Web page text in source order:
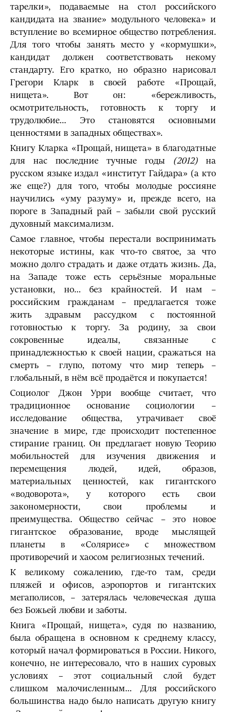
тарелки», подаваемые на стол российского
кандидата на звание» модульного человека» и
вступление во всемирное общество потребления.
Для того чтобы занять место у «кормушки»,
кандидат должен соответствовать некому
стандарту. Его кратко, но образно нарисовал
Грегори Кларк в своей работе «Прощай,
нищета». Вот он: «бережливость,
осмотрительность, готовность к торгу и
трудолюбие… Это становятся основными
ценностями в западных обществах».
Книгу Кларка «Прощай, нищета» в благодатные
для нас последние тучные годы (2012) на
русском языке издал «институт Гайдара» (а кто
же еще?) для того, чтобы молодые россияне
научились «уму разуму» и, прежде всего, на
пороге в Западный рай – забыли свой русский
духовный максимализм.
Самое главное, чтобы перестали воспринимать
некоторые истины, как что-то святое, за что
можно долго страдать и даже отдать жизнь. Да,
на Западе тоже есть серьёзные моральные
установки, но… без крайностей. И нам –
российским гражданам – предлагается тоже
жить здравым рассудком с постоянной
готовностью к торгу. За родину, за свои
сокровенные идеалы, связанные с
принадлежностью к своей нации, сражаться на
смерть – глупо, потому что мир теперь –
глобальный, в нём всё продаётся и покупается!
Социолог Джон Урри вообще считает, что
традиционное основание социологии –
исследование общества, утрачивает своё
значение в мире, где происходит постепенное
стирание границ. Он предлагает новую Теорию
мобильностей для изучения движения и
перемещения людей, идей, образов,
материальных ценностей, как гигантского
«водоворота», у которого есть свои
закономерности, свои проблемы и
преимущества. Общество сейчас – это новое
гигантское образование, вроде мыслящей
планеты в «Солярисе» с множеством
противоречий и хаосом религиозных течений.
К великому сожалению, где-то там, среди
пляжей и офисов, аэропортов и гигантских
мегаполисов, – затерялась человеческая душа
без Божьей любви и заботы.
Книга «Прощай, нищета», судя по названию,
была обращена в основном к среднему классу,
который начал формироваться в России. Никого,
конечно, не интересовало, что в наших суровых
условиях – этот социальный слой будет
слишком малочисленным… Для российского
большинства надо было написать другую книгу